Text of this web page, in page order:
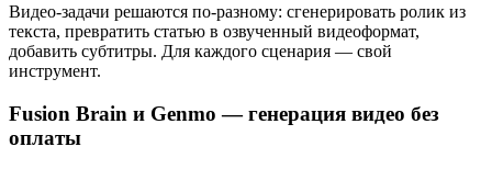
Видео-задачи решаются по-разному: сгенерировать ролик из
текста, превратить статью в озвученный видеоформат,
добавить субтитры. Для каждого сценария — свой
инструмент.
Fusion Brain и Genmo — генерация видео без
оплаты